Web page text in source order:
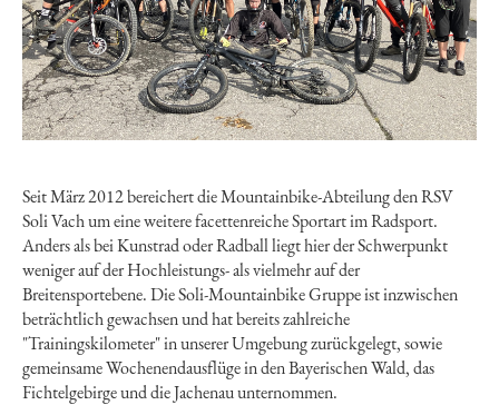
Seit März 2012 bereichert die Mountainbike-Abteilung den RSV
Soli Vach um eine weitere facettenreiche Sportart im Radsport.
Anders als bei Kunstrad oder Radball liegt hier der Schwerpunkt
weniger auf der Hochleistungs- als vielmehr auf der
Breitensportebene. Die Soli-Mountainbike Gruppe ist inzwischen
beträchtlich gewachsen und hat bereits zahlreiche
"Trainingskilometer" in unserer Umgebung zurückgelegt, sowie
gemeinsame Wochenendausflüge in den Bayerischen Wald, das
Fichtelgebirge und die Jachenau unternommen.